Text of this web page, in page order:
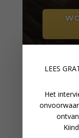
VERDER
LEES
Het